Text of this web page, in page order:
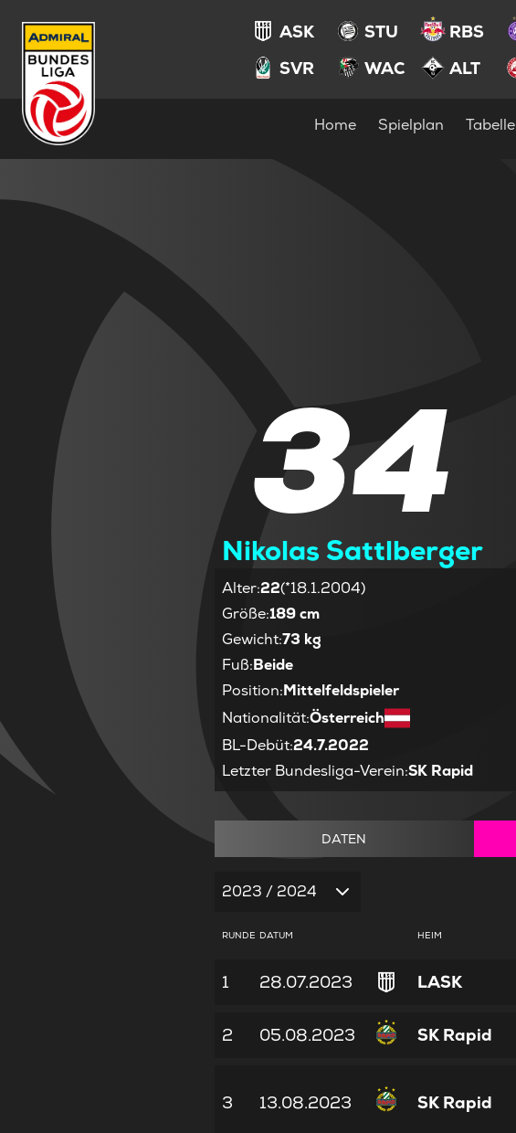
ASK STU RBS
SVR
WAC ALT
Home Spielplan Tabelle
34
Nikolas Sattlberger
Alter:22(*18.1.2004)
Größe:189 cm
Gewicht:73 kg
Fuß:Beide
Position:Mittelfeldspieler
Nationalität:Österreich
BL-Debüt:24.7.2022
Letzter Bundesliga-Verein:SK Rapid
DATEN
2023 / 2024
RUNDE DATUM HEIM
1 28.07.2023 LASK
2 05.08.2023 SK Rapid
3 13.08.2023 SK Rapid